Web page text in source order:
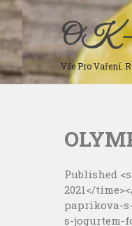
Skip
to
content
OK
Vše Pro Vaření.
Published
2021</
paprikova-
s-jogurtem-